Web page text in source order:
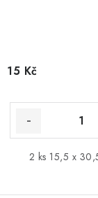
15 Kč
2 ks 15,5 x